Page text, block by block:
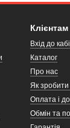
Клієнтам
Вхід до
Каталог
Про нас
Як
Оплата і
Обмін та